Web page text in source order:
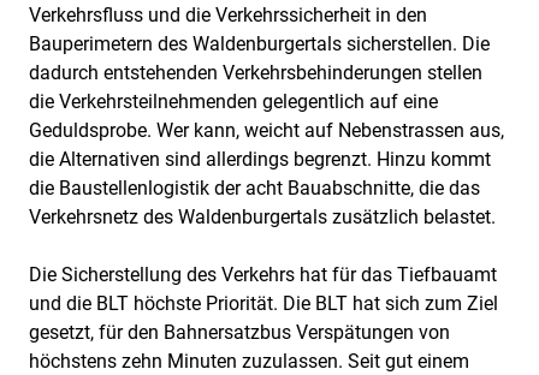
Verkehrsfluss und die Verkehrssicherheit in den
Bauperimetern des Waldenburgertals sicherstellen. Die
dadurch entstehenden Verkehrsbehinderungen stellen
die Verkehrsteilnehmenden gelegentlich auf eine
Geduldsprobe. Wer kann, weicht auf Nebenstrassen aus,
die Alternativen sind allerdings begrenzt. Hinzu kommt
die Baustellenlogistik der acht Bauabschnitte, die das
Verkehrsnetz des Waldenburgertals zusätzlich belastet.
Die Sicherstellung des Verkehrs hat für das Tiefbauamt
und die BLT höchste Priorität. Die BLT hat sich zum Ziel
gesetzt, für den Bahnersatzbus Verspätungen von
höchstens zehn Minuten zuzulassen. Seit gut einem